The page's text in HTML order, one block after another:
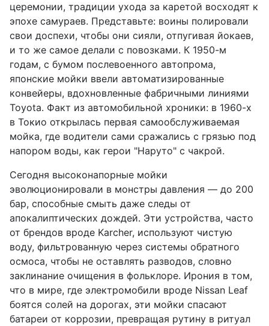
церемонии, традиции ухода за каретой восходят к
эпохе самураев. Представьте: воины полировали
свои доспехи, чтобы они сияли, отпугивая йокаев,
и то же самое делали с повозками. К 1950-м
годам, с бумом послевоенного автопрома,
японские мойки ввели автоматизированные
конвейеры, вдохновленные фабричными линиями
Toyota. Факт из автомобильной хроники: в 1960-х
в Токио открылась первая самообслуживаемая
мойка, где водители сами сражались с грязью под
напором воды, как герои "Наруто" с чакрой.
Сегодня высоконапорные мойки
эволюционировали в монстры давления — до 200
бар, способные смыть даже следы от
апокалиптических дождей. Эти устройства, часто
от брендов вроде Karcher, используют чистую
воду, фильтрованную через системы обратного
осмоса, чтобы не оставлять разводов, словно
заклинание очищения в фольклоре. Ирония в том,
что в мире, где электромобили вроде Nissan Leaf
боятся солей на дорогах, эти мойки спасают
батареи от коррозии, превращая рутину в ритуал